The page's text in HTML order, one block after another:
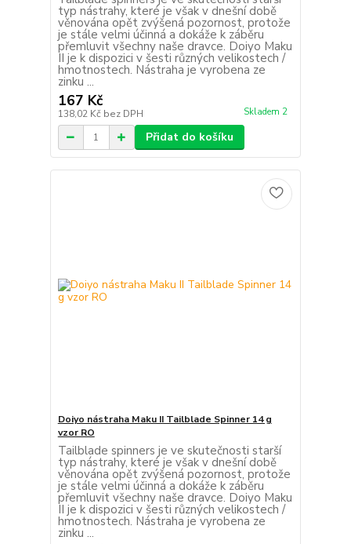
typ nástrahy, které je však v dnešní době
věnována opět zvýšená pozornost, protože
je stále velmi účinná a dokáže k záběru
přemluvit všechny naše dravce. Doiyo Maku
II je k dispozici v šesti různých velikostech /
hmotnostech. Nástraha je vyrobena ze
zinku ...
167 Kč
138,02 Kč bez DPH Skladem 2
Přidat do košíku
Doiyo nástraha Maku II Tailblade Spinner 14 g
vzor RO
Tailblade spinners je ve skutečnosti starší
typ nástrahy, které je však v dnešní době
věnována opět zvýšená pozornost, protože
je stále velmi účinná a dokáže k záběru
přemluvit všechny naše dravce. Doiyo Maku
II je k dispozici v šesti různých velikostech /
hmotnostech. Nástraha je vyrobena ze
zinku ...